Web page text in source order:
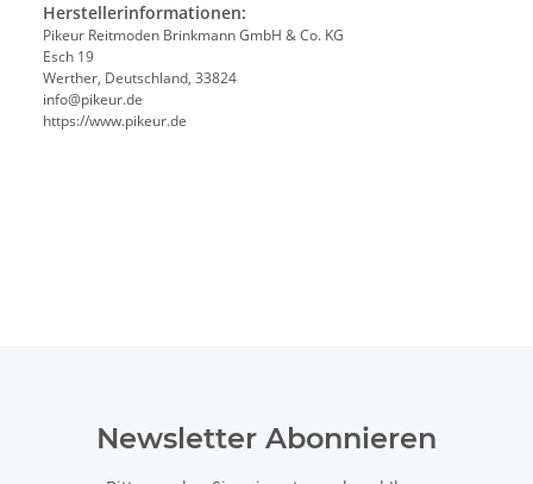
Herstellerinformationen:
Pikeur Reitmoden Brinkmann GmbH & Co. KG
Esch 19
Werther, Deutschland, 33824
info@pikeur.de
https://www.pikeur.de
Newsletter Abonnieren